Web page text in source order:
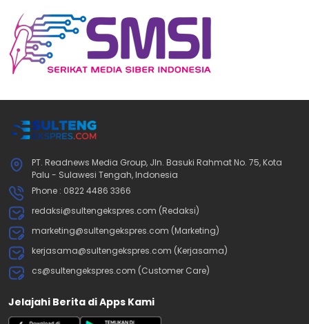
PT. Readnews Media Group, Jln. Basuki Rahmat No. 75, Kota
Palu - Sulawesi Tengah, Indonesia
Phone : 0822 4486 3366
redaksi@sultengekspres.com (Redaksi)
marketing@sultengekspres.com (Marketing)
kerjasama@sultengekspres.com (Kerjasama)
cs@sultengekspres.com (Customer Care)
Jelajahi Berita di Apps Kami